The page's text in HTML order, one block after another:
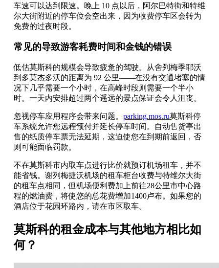
车速可以达到限速。晚上 10 点以后，阿尔巴特街和特维
尔大街附近的停车位会空出来，因为收费停车区会转为
免费的过夜时段。
常见的导致游客耗费时间和金钱的错误
低估莫斯科的规模会导致疲惫的驾驶。从舍列梅季耶沃
到多莫杰多沃的距离为 92 公里——在没有交通堵塞的情
况下几乎需要一个小时，在高峰时段则需要一个半小
时。一天内安排超过两个遥远的景点保证会令人沮丧。
忽视停车应用程序会带来问题。 parking.mos.ru莫斯科停
车系统允许您远程预付并延长停车时间。自动售货亭出
售的纸质停车票无法延期，这迫使您在到期前返回，否
则可能面临罚款。
不在莫斯科市内取车点进行比价就预订机场租车，并不
能省钱。谢列梅捷沃机场的租车柜台收费与特维尔大街
的租车点相同，但机场便利费加上前往28公里市中心路
程的燃油费，将使您的总花费增加1400卢布。如果您的
酒店位于花园环路内，请在市区取车。
莫斯科的租金成本与其他地方相比如
何？